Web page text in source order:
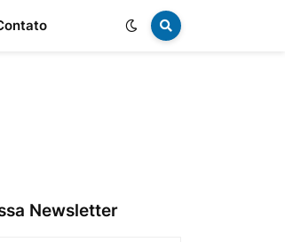
Newsletter